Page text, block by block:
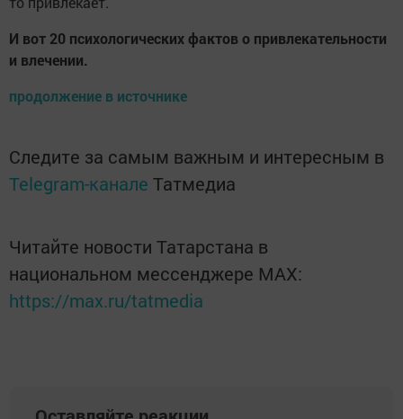
И вот 20 психологических фактов о привлекательности
и влечении.
продолжение в источнике
Следите за самым важным и интересным в
Telegram-канале Татмедиа
Читайте новости Татарстана в
национальном мессенджере MАХ:
https://max.ru/tatmedia